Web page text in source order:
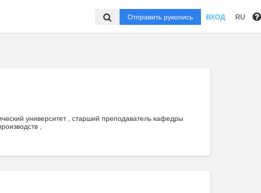
Отправить рукопись ВХОД RU
университет , старший преподаватель кафедры
,